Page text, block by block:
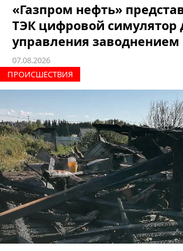
«Газпром нефть»
ТЭК цифровой симулятор
управления заводнением
07.08.2026
ПРОИCШЕСТВИЯ